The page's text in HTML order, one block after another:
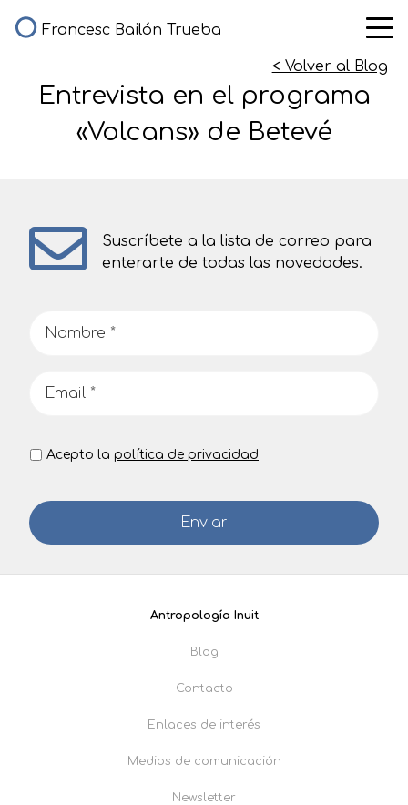
Francesc Bailón Trueba
< Volver al Blog
Entrevista en el programa
«Volcans» de Betevé
Suscríbete a la lista de correo para
enterarte de todas las novedades.
Acepto la política de privacidad
Antropología Inuit
Blog
Contacto
Enlaces de interés
Medios de comunicación
Newsletter